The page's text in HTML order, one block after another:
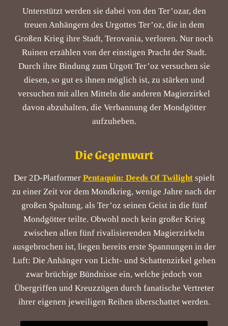
Unterstützt werden sie dabei von den Ter’ozar, den
treuen Anhängern des Urgottes Ter’oz, die in dem
Großen Krieg ihre Stadt, Terovania, verloren. Nur noch
Ruinen erzählen von der einstigen Pracht der Stadt.
Durch ihre Bindung zum Urgott Ter’oz versuchen sie
diesen, so gut es ihnen möglich ist, zu stärken und
versuchen mit allen Mitteln die anderen Magierzirkel
davon abzuhalten, die Verbannung der Mondgötter
aufzuheben.
Die Gegenwart
Der 2D-Platformer Pentaquin: Deeds Of Twilightspielt
zu einer Zeit vor dem Mondkrieg, wenige Jahre nach der
großen Spaltung, als Ter’oz seinen Geist in die fünf
Mondgötter teilte. Obwohl noch kein großer Krieg
zwischen allen fünf rivalisierenden Magierzirkeln
ausgebrochen ist, liegen bereits erste Spannungen in der
Luft: Die Anhänger von Licht- und Schattenzirkel gehen
zwar brüchige Bündnisse ein, welche jedoch von
Übergriffen und Kreuzzügen durch fanatische Vertreter
ihrer eigenen jeweiligen Reihen überschattet werden.